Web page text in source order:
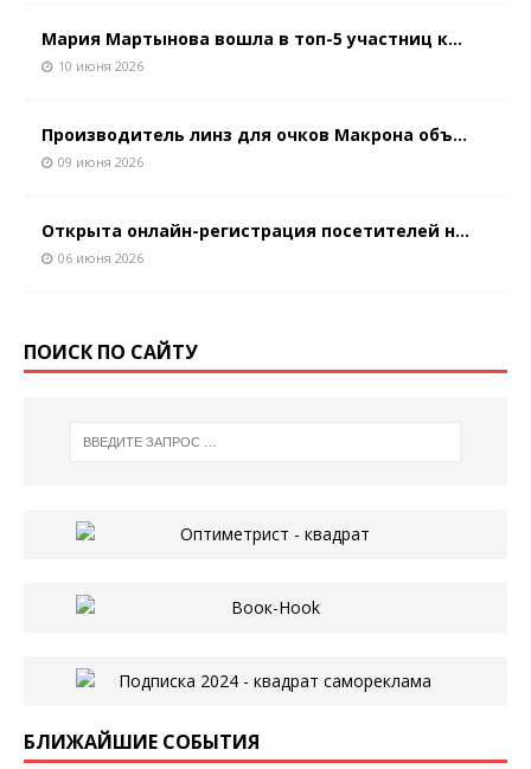
Мария Мартынова вошла в топ-5 участниц к...
10 июня 2026
Производитель линз для очков Макрона объ...
09 июня 2026
Открыта онлайн-регистрация посетителей н...
06 июня 2026
ПОИСК ПО САЙТУ
БЛИЖАЙШИЕ СОБЫТИЯ